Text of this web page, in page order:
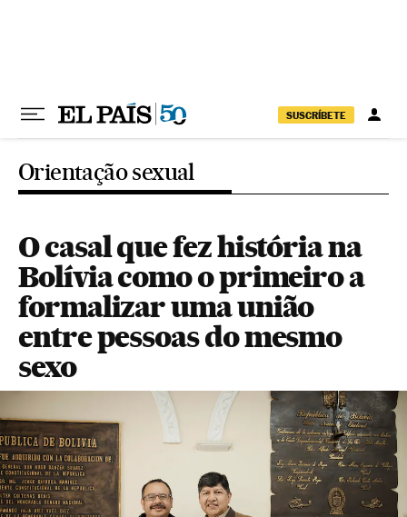
SUSCRÍBETE
Orientação sexual
O casal que fez história na
Bolívia como o primeiro a
formalizar uma união
entre pessoas do mesmo
sexo